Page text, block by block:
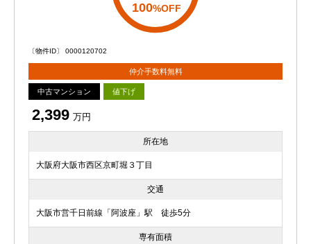
100%OFF
〔物件ID〕 0000120702
仲介手数料無料
中古マンション 値下げ
2,399 万円
所在地
大阪府大阪市西区京町堀３丁目
交通
大阪市営千日前線「阿波座」駅 徒歩5分
専有面積